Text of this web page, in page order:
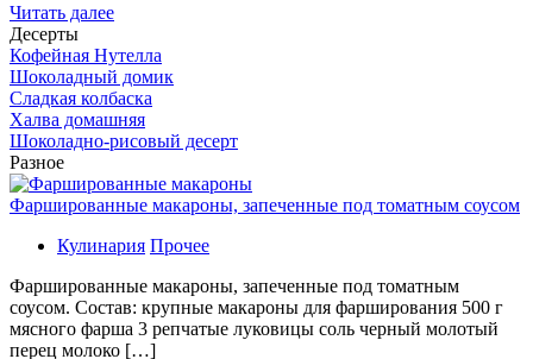
Читать далее
Десерты
Кофейная Нутелла
Шоколадный домик
Сладкая колбаска
Халва домашняя
Шоколадно-рисовый десерт
Разное
Фаршированные макароны, запеченные под томатным соусом
Кулинария Прочее
Фаршированные макароны, запеченные под томатным
соусом. Состав: крупные макароны для фарширования 500 г
мясного фарша 3 репчатые луковицы соль черный молотый
перец молоко […]